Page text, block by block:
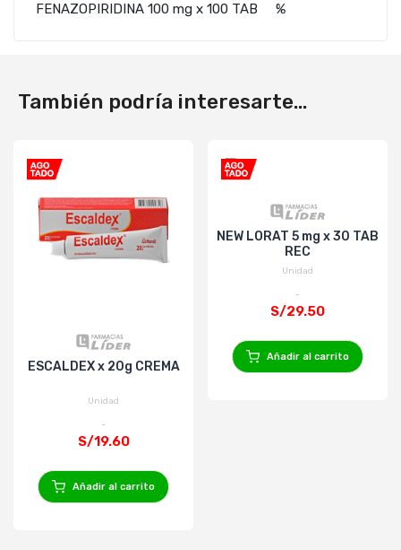
FENAZOPIRIDINA 100 mg x 100 TAB %
También podría interesarte...
ESCALDEX x 20g CREMA
Unidad
S/19.60
Añadir al carrito
NEW LORAT 5 mg x 30 TAB
REC
Unidad
S/29.50
Añadir al carrito